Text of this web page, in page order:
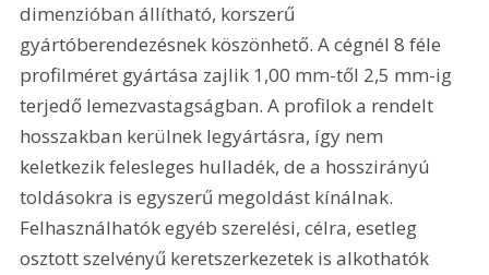
dimenzióban állítható, korszerű
gyártóberendezésnek köszönhető. A cégnél 8 féle
profilméret gyártása zajlik 1,00 mm-től 2,5 mm-ig
terjedő lemezvastagságban. A profilok a rendelt
hosszakban kerülnek legyártásra, így nem
keletkezik felesleges hulladék, de a hosszirányú
toldásokra is egyszerű megoldást kínálnak.
Felhasználhatók egyéb szerelési, célra, esetleg
osztott szelvényű keretszerkezetek is alkothatók